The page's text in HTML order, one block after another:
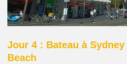
Jour 4 : Bateau à
Beach